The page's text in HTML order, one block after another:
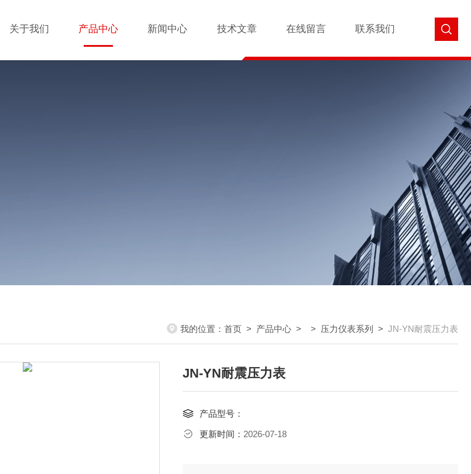
关于我们 产品中心 新闻中心 技术文章 在线留言 联系我们
我的位置： 首页 > 产品中心 > > 压力仪表系列 > JN-YN耐震压力表
JN-YN耐震压力表
产品型号：
更新时间： 2026-07-18